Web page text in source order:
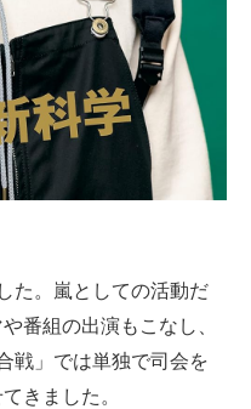
た。嵐としての活動だ
番組の出演もこなし、
戦」では単独で司会を
きました。